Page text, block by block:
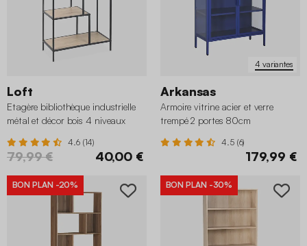
Loft
Etagère bibliothèque industrielle
métal et décor bois 4 niveaux
4.6 (14)
79,99 € 40,00 €
4 variantes
Arkansas
Armoire vitrine acier et verre
trempé 2 portes 80cm
4.5 (6)
179,99 €
BON PLAN -20% BON PLAN -30%